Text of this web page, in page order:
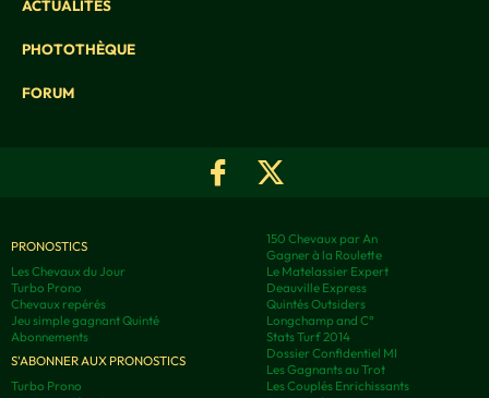
ACTUALITÉS
PHOTOTHÈQUE
FORUM
PRONOSTICS
Les Chevaux du Jour
Turbo Prono
Chevaux repérés
Jeu simple gagnant Quinté
Abonnements
S'ABONNER AUX PRONOSTICS
Turbo Prono
150 Chevaux par An
Gagner à la Roulette
Le Matelassier Expert
Deauville Express
Quintés Outsiders
Longchamp and C°
Stats Turf 2014
Dossier Confidentiel MI
Les Gagnants au Trot
Les Couplés Enrichissants